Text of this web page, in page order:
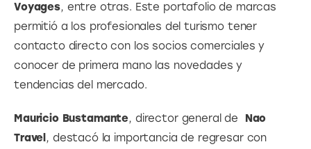
Voyages, entre otras. Este portafolio de marcas
permitió a los profesionales del turismo tener
contacto directo con los socios comerciales y
conocer de primera mano las novedades y
tendencias del mercado.
Mauricio Bustamante, director general de
Nao
Travel , destacó la importancia de regresar con